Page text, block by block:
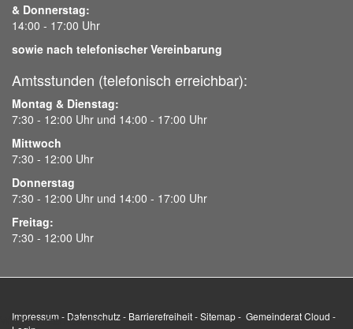
& Donnerstag:
14:00 - 17:00 Uhr
sowie nach telefonischer Vereinbarung
Amtsstunden (telefonisch erreichbar):
Montag & Dienstag:
7:30 - 12:00 Uhr und 14:00 - 17:00 Uhr
Mittwoch
7:30 - 12:00 Uhr
Donnerstag
7:30 - 12:00 Uhr und 14:00 - 17:00 Uhr
Freitag:
7:30 - 12:00 Uhr
Impressum - Datenschutz- Barrierefreiheit-Sitemap- Gemeinderat Cloud -
Wir benutzen Cookies